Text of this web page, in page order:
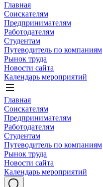
Главная
Соискателям
Предпринимателям
Работодателям
Студентам
Путеводитель по компаниям
Рынок труда
Новости сайта
Календарь мероприятий
Главная
Соискателям
Предпринимателям
Работодателям
Студентам
Путеводитель по компаниям
Рынок труда
Новости сайта
Календарь мероприятий